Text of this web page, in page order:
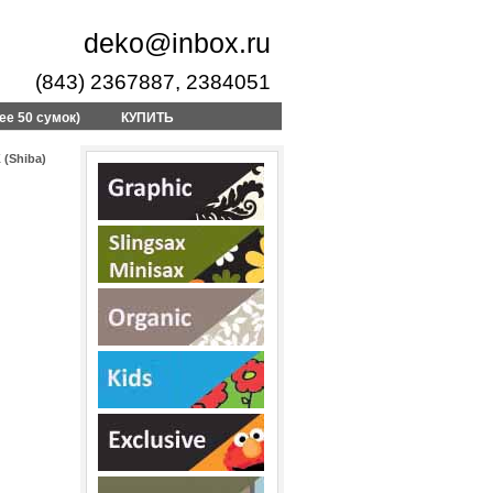
deko@inbox.ru
(843) 2367887, 2384051
50 сумок) КУПИТЬ
(Shiba)